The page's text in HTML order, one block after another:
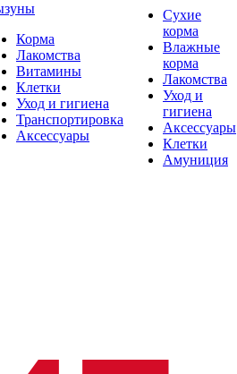
Корма
Лакомства
Витамины
Клетки
Уход и гигиена
Транспортировка
Аксессуары
Сухие
корма
Влажные
корма
Лакомства
Уход и
гигиена
Аксессуары
Клетки
Амуниция